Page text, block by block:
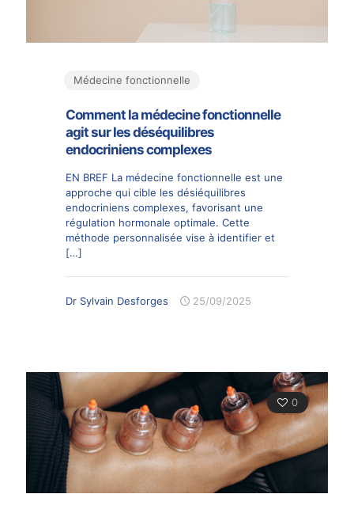
Médecine fonctionnelle
Comment la médecine fonctionnelle
agit sur les déséquilibres
endocriniens complexes
EN BREF La médecine fonctionnelle est une
approche qui cible les désiéquilibres
endocriniens complexes, favorisant une
régulation hormonale optimale. Cette
méthode personnalisée vise à identifier et
[…]
Dr Sylvain Desforges 25/09/2025
0